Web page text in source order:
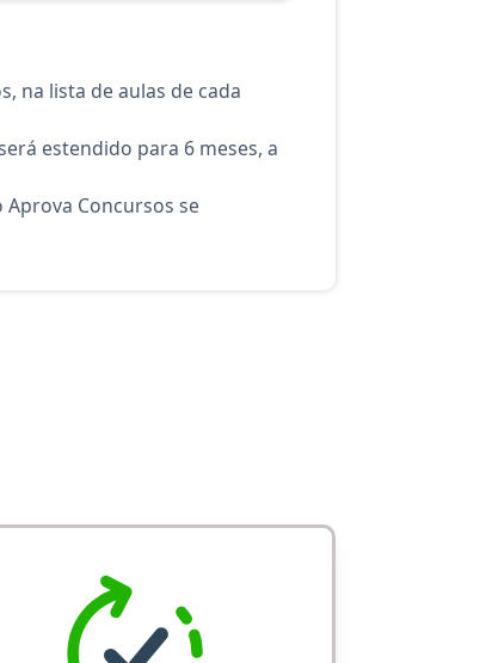
na lista de aulas de cada
estendido para 6 meses, a
Concursos se